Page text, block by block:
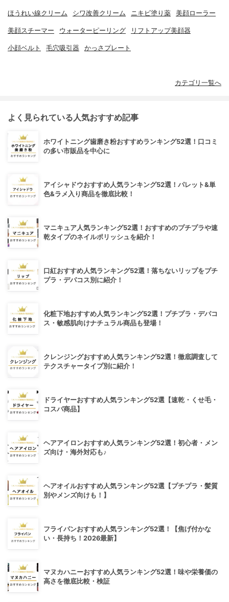
ほうれい線クリーム シワ改善クリーム ニキビ塗り薬 美顔ローラー
美顔スチーマー ウォーターピーリング リフトアップ美顔器
小顔ベルト 毛穴吸引器 かっさプレート
カテゴリ一覧へ
よく見られている人気おすすめ記事
ホワイトニング歯磨き粉おすすめランキング52選！口コミ
の多い市販品を中心に
アイシャドウおすすめ人気ランキング52選！パレット&単
色&ラメ入り商品を徹底比較！
マニキュア人気ランキング52選！おすすめのプチプラや速
乾タイプのネイルポリッシュを紹介！
口紅おすすめ人気ランキング52選！落ちないリップをプチ
プラ・デパコス別に紹介！
化粧下地おすすめ人気ランキング52選！プチプラ・デパコ
ス・敏感肌向けナチュラル商品も登場！
クレンジングおすすめ人気ランキング52選！徹底調査して
テクスチャータイプ別に紹介！
ドライヤーおすすめ人気ランキング52選【速乾・くせ毛・
コスパ商品】
ヘアアイロンおすすめ人気ランキング52選！初心者・メン
ズ向け・海外対応も♪
ヘアオイルおすすめ人気ランキング52選【プチプラ・髪質
別やメンズ向けも！】
フライパンおすすめ人気ランキング52選！【焦げ付かな
い・長持ち！2026最新】
マヌカハニーおすすめ人気ランキング52選！味や栄養価の
高さを徹底比較・検証